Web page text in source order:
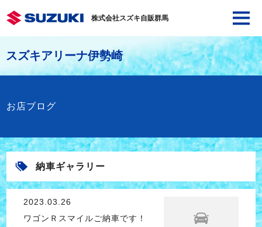
株式会社スズキ自販群馬
スズキアリーナ伊勢崎
お店ブログ
納車ギャラリー
2023.03.26
ワゴンＲスマイルご納車です！